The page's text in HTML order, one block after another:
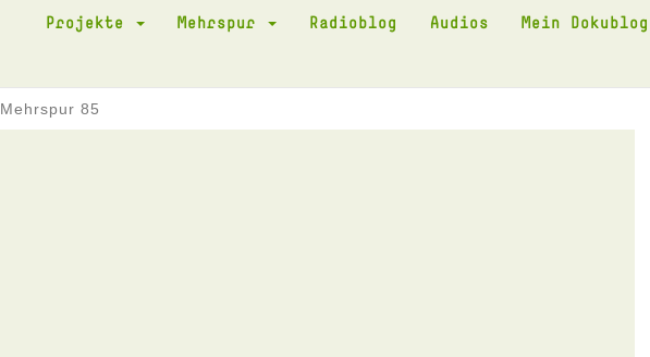
Projekte Mehrspur Radioblog Audios Mein Dokublog
Mehrspur 85